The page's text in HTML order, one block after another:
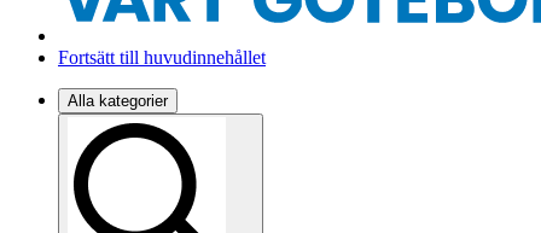
Fortsätt till huvudinnehållet
Alla kategorier